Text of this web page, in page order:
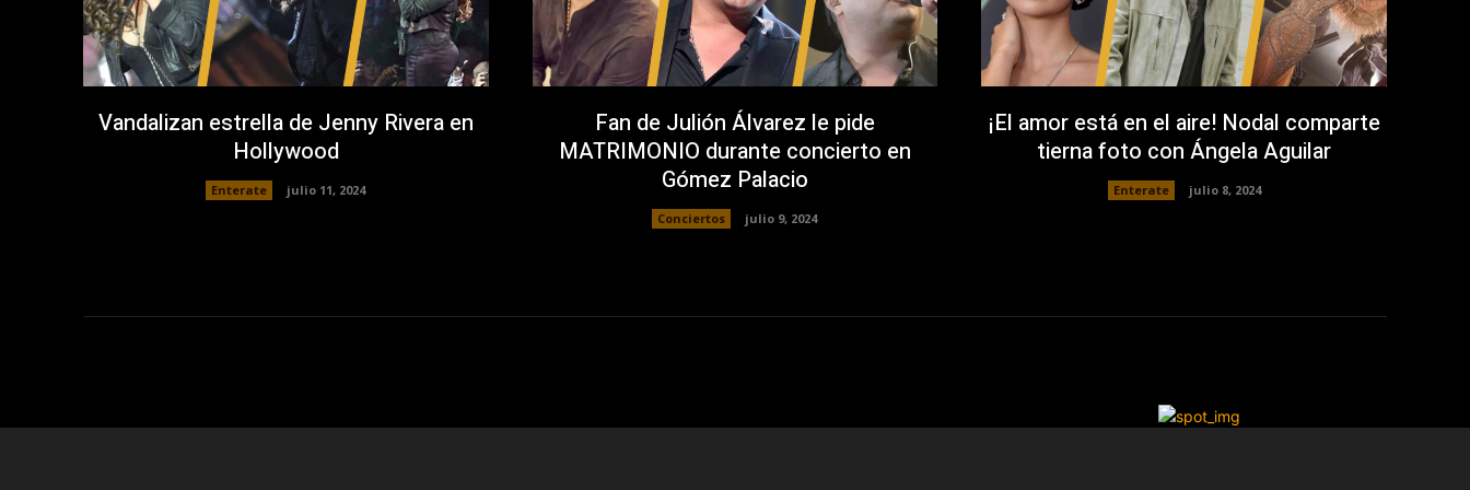
Vandalizan estrella de Jenny Rivera en
Hollywood
Enterate julio 11, 2024
Fan de Julión Álvarez le pide
MATRIMONIO durante concierto en
Gómez Palacio
Conciertos julio 9, 2024
¡El amor está en el aire! Nodal comparte
tierna foto con Ángela Aguilar
Enterate julio 8, 2024